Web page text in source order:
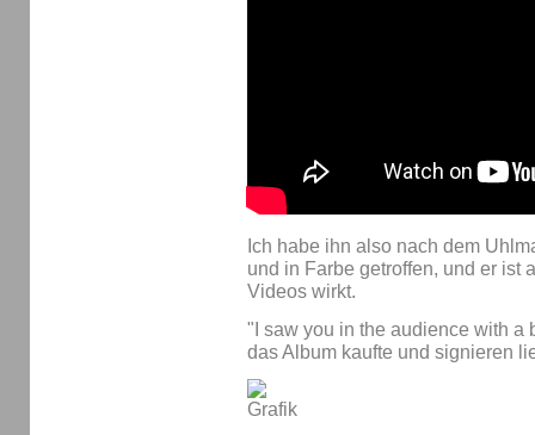
Ich habe ihn also nach dem
und in Farbe getroffen, und er ist
Videos wirkt.
"I saw you in the audience with a
das Album kaufte und signieren